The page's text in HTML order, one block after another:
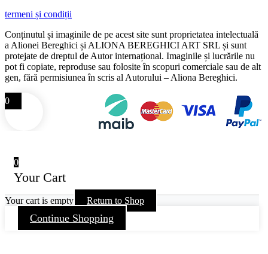
termeni și condiții
Conținutul și imaginile de pe acest site sunt proprietatea intelectuală
a Alionei Bereghici și ALIONA BEREGHICI ART SRL și sunt
protejate de dreptul de Autor internațional. Imaginile și lucrările nu
pot fi copiate, reproduse sau folosite în scopuri comerciale sau de alt
gen, fără permisiunea în scris al Autorului – Aliona Bereghici.
0
0
Your Cart
Your cart is empty Return to Shop
Continue Shopping